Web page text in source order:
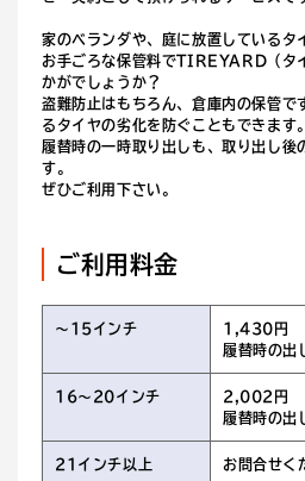
家のベランダや、庭に放置しているタ
お手ごろな保管料でTIREYARD（タ
かがでしょうか？
盗難防止はもちろん、倉庫内の保管で
るタイヤの劣化を防ぐこともできます
履替時の一時取り出しも、取り出し後
す。
ぜひご利用下さい。
ご利用料金
～15インチ
1,430円
履替時の出
16～20インチ
2,002円
履替時の出
21インチ以上 お問合せく